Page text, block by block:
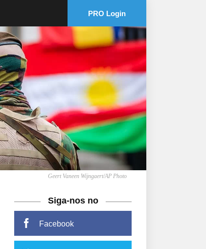
PRO Login
Geert Vaneen Wijngaert/AP Photo
Siga-nos no
Facebook